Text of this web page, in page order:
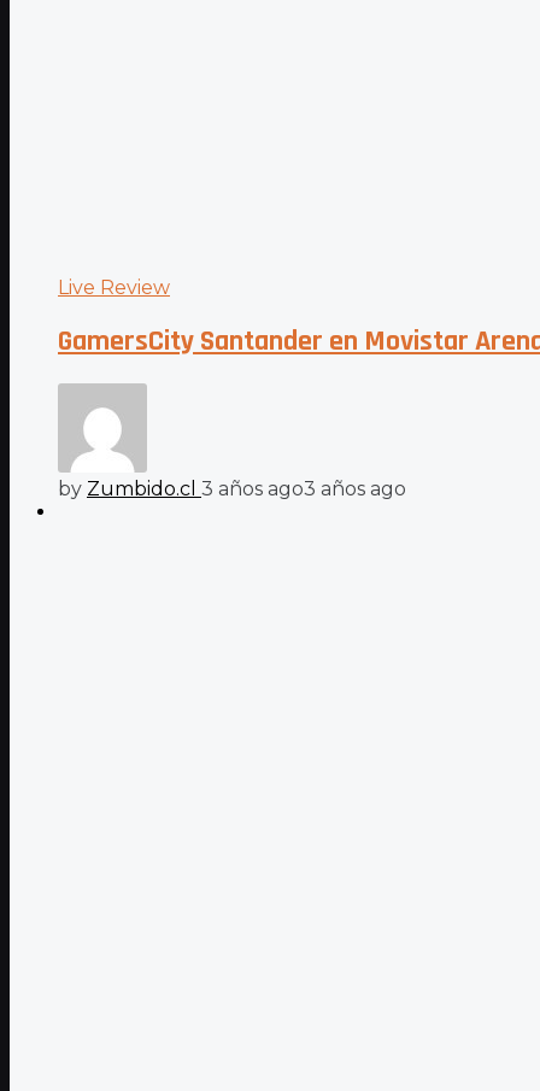
Live Review
GamersCity Santander en Movistar
by Zumbido.cl 3 años ago3 años ago